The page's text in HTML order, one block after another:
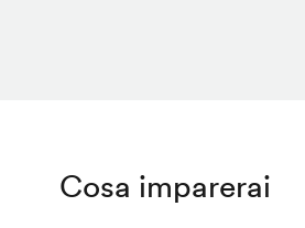
Cosa imparerai